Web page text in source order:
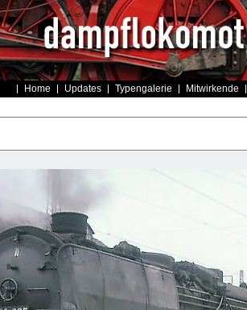
Home Updates Typengalerie Mitwirkende